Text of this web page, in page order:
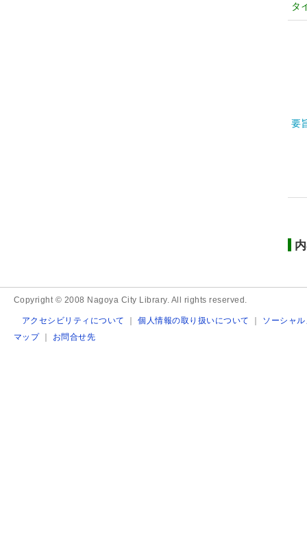
タ
要
Copyright © 2008 Nagoya City Library. All rights reserved.
アクセシビリティについて ｜個人情報の取り扱いについて ｜ ソーシャ
マップ｜ お問合せ先